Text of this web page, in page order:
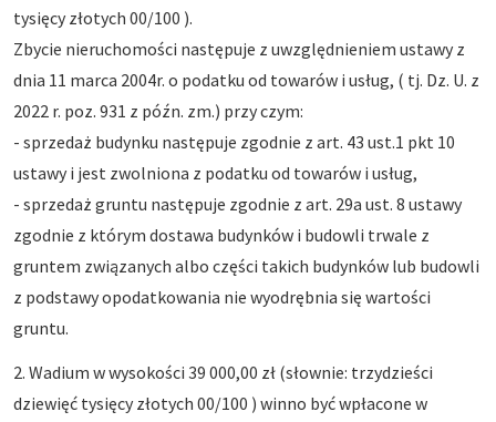
tysięcy złotych 00/100 ).
Zbycie nieruchomości następuje z uwzględnieniem ustawy z
dnia 11 marca 2004r. o podatku od towarów i usług, ( tj. Dz. U. z
2022 r. poz. 931 z późn. zm.) przy czym:
- sprzedaż budynku następuje zgodnie z art. 43 ust.1 pkt 10
ustawy i jest zwolniona z podatku od towarów i usług,
- sprzedaż gruntu następuje zgodnie z art. 29a ust. 8 ustawy
zgodnie z którym dostawa budynków i budowli trwale z
gruntem związanych albo części takich budynków lub budowli
z podstawy opodatkowania nie wyodrębnia się wartości
gruntu.
2. Wadium w wysokości 39 000,00 zł (słownie: trzydzieści
dziewięć tysięcy złotych 00/100 ) winno być wpłacone w